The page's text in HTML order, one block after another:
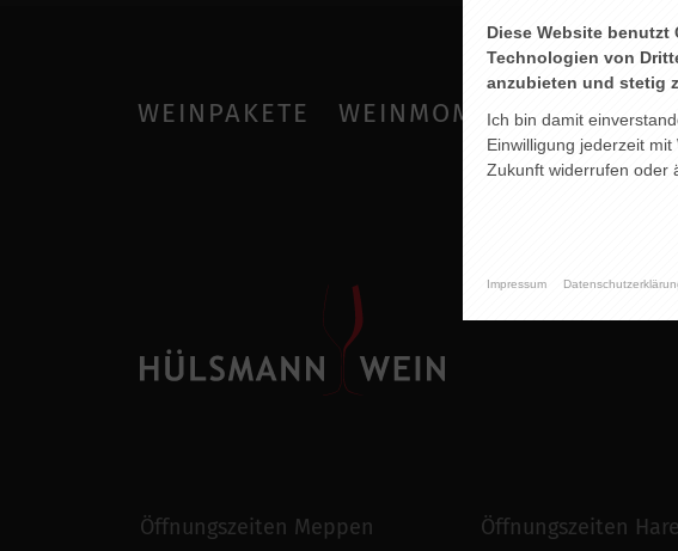
WEINPAKETE WEINMOMENTE KEINE
Öffnungszeiten Meppen Öffnungszeiten
Diese Website benutzt
Technologien von
anzubieten und stetig
Ich bin damit
Einwilligung jederzeit mit
Zukunft widerrufen oder
Impressum